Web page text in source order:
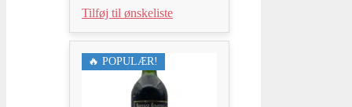
Tilføj til ønskeliste
🔥 POPULÆR!